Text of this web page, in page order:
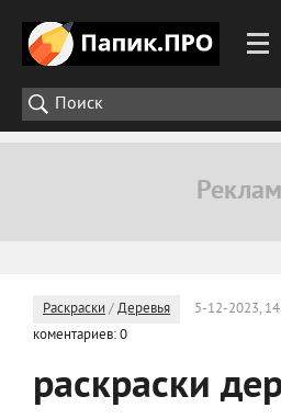
Раскраски /Деревья 5-12-2023,
коментариев: 0
раскраски